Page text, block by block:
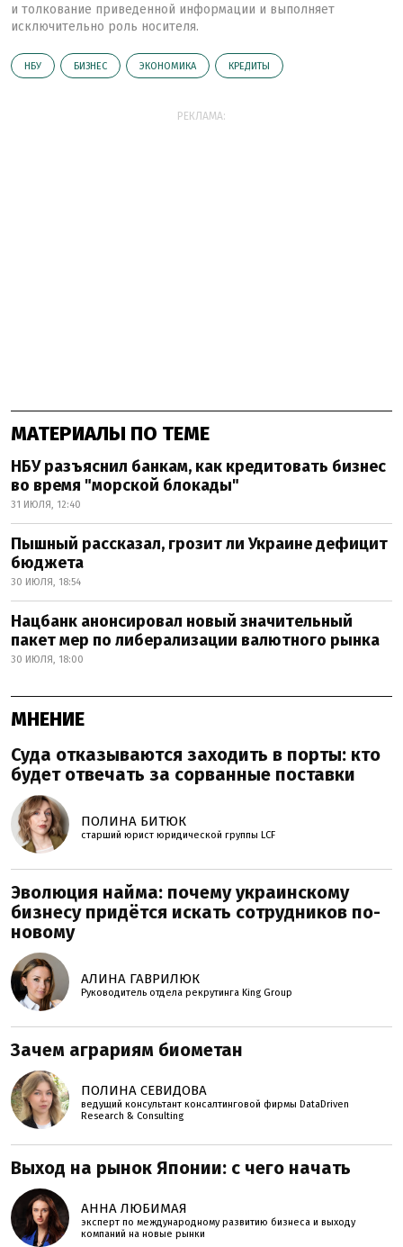
и толкование приведенной информации и выполняет
исключительно роль носителя.
НБУ БИЗНЕС ЭКОНОМИКА КРЕДИТЫ
РЕКЛАМА:
МАТЕРИАЛЫ ПО ТЕМЕ
НБУ разъяснил банкам, как кредитовать бизнес
во время "морской блокады"
31 ИЮЛЯ, 12:40
Пышный рассказал, грозит ли Украине дефицит
бюджета
30 ИЮЛЯ, 18:54
Нацбанк анонсировал новый значительный
пакет мер по либерализации валютного рынка
30 ИЮЛЯ, 18:00
МНЕНИЕ
Суда отказываются заходить в порты: кто
будет отвечать за сорванные поставки
ПОЛИНА БИТЮК
старший юрист юридической группы LCF
Эволюция найма: почему украинскому
бизнесу придётся искать сотрудников по-
новому
АЛИНА ГАВРИЛЮК
Руководитель отдела рекрутинга King Group
Зачем аграриям биометан
ПОЛИНА СЕВИДОВА
ведущий консультант консалтинговой фирмы DataDriven
Research & Consulting
Выход на рынок Японии: с чего начать
АННА ЛЮБИМАЯ
эксперт по международному развитию бизнеса и выходу
компаний на новые рынки